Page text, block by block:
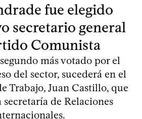
fue elegido
secretario general
Comunista
más votado por el
del sector, sucederá en el
Trabajo, Juan Castillo, que
de Relaciones